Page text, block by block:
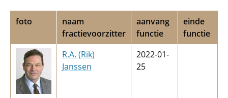
foto
naam
fractievoorzitter
aanvang
functie
einde
functie
R.A. (Rik)
Janssen
2022-01-
25